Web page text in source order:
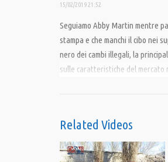
15/02/2019 21:52
Seguiamo Abby Martin mentre
stampa e che manchi il cibo nei
nero dei cambi illegali, la
sulle caratteristiche del mercato
Revisione: Leni Remedios
Related Videos